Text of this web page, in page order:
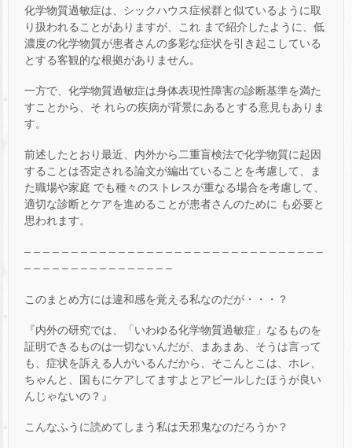
化学物質過敏症は、シックハウス症候群と似ているように取
り扱われることがありますが、これ まで紹介したように、低
濃度の化学物質が患者さんの多彩な症状を引き起こしている
とする客観的な根拠がありません。
一方で、化学物質過敏症は身体表現性障害の診断基準を満た
すことから、そ れらの疾病が背景にあるとする意見もありま
す。
前述したとおり最近、内外から二重盲検法で化学物質に起因
することは否定される論文が編出ていることを考慮して、ま
た職場や家庭 でも種々のストレスが重なる場合を考慮して、
適切な診断とケアを進めることが患者さんのために も必要と
思われます。
– – – – – – – – – – – – – – – – – – – – – – – – – – – – – – – –
– – – – – – – – – – – – – – – –
このまとめ方には違和感を覚える私なのだが・・・？
『内外の研究では、「いわゆる化学物質過敏症」なるものを
証明できるものは一切ないんだが、まあまあ、そうは言って
も、症状を訴える人がいるんだから、そこんとこは、ホレ、
ちゃんと、国もにケアしてますよとアピールしたほうが良い
んじゃないの？』
こんなふうに読めてしまう私は天邪鬼なのだろうか？